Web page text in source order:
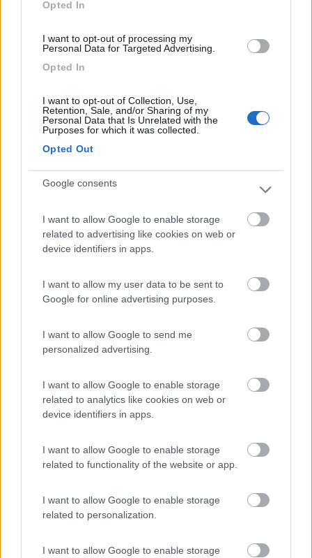
Opted In
I want to opt-out of processing my
Personal Data for Targeted Advertising.
Opted In
I want to opt-out of Collection, Use,
Retention, Sale, and/or Sharing of my
Personal Data that Is Unrelated with the
Purposes for which it was collected.
Opted Out
Google consents
I want to allow Google to enable storage
related to advertising like cookies on web or
device identifiers in apps.
I want to allow my user data to be sent to
Google for online advertising purposes.
I want to allow Google to send me
personalized advertising.
I want to allow Google to enable storage
related to analytics like cookies on web or
device identifiers in apps.
I want to allow Google to enable storage
related to functionality of the website or app.
I want to allow Google to enable storage
related to personalization.
I want to allow Google to enable storage
Servizi
16/12/2015 11:33
Caratteristiche Posizione Prezzo
Punto ristoro
Servizi
nadia25
Un po' cara per quello che offre in se. €12 anche
se si mangia presso di loro.
Pippo5951
Prezzo Punto ristoro